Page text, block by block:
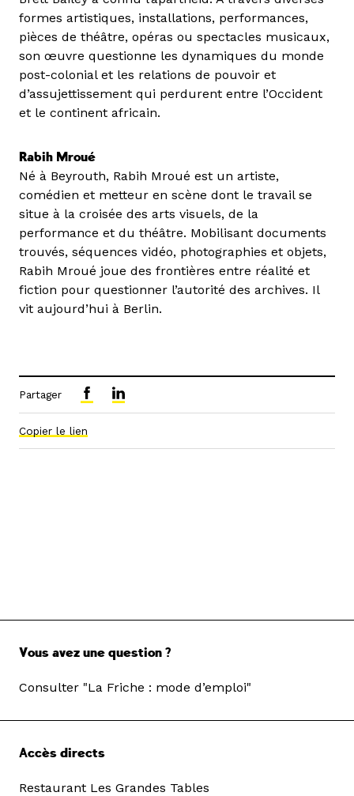
formes artistiques, installations, performances,
pièces de théâtre, opéras ou spectacles musicaux,
son œuvre questionne les dynamiques du monde
post-colonial et les relations de pouvoir et
d’assujettissement qui perdurent entre l’Occident
et le continent africain.
Rabih Mroué
Né à Beyrouth, Rabih Mroué est un artiste,
comédien et metteur en scène dont le travail se
situe à la croisée des arts visuels, de la
performance et du théâtre. Mobilisant documents
trouvés, séquences vidéo, photographies et objets,
Rabih Mroué joue des frontières entre réalité et
fiction pour questionner l’autorité des archives. Il
vit aujourd’hui à Berlin.
Partager
Copier le lien
Vous avez une question ?
Consulter "La Friche : mode d’emploi"
Accès directs
Restaurant Les Grandes Tables